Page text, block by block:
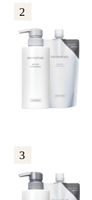
2
3